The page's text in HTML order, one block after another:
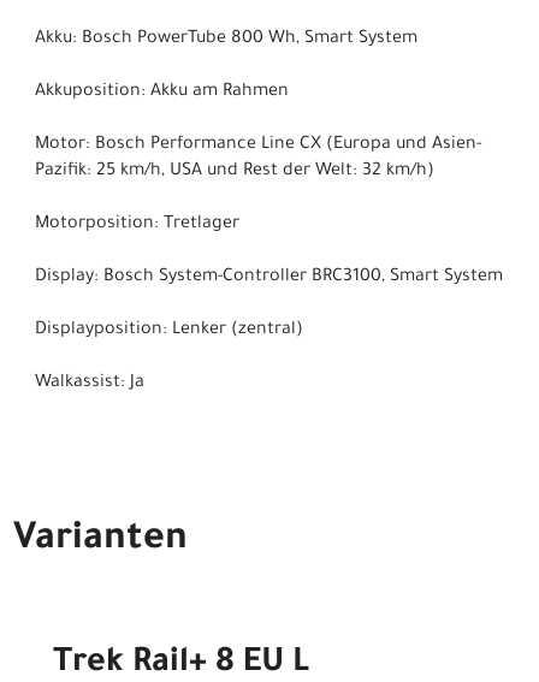
Akku: Bosch PowerTube 800 Wh, Smart System
Akkuposition: Akku am Rahmen
Motor: Bosch Performance Line CX (Europa und Asien-
Pazifik: 25 km/h, USA und Rest der Welt: 32 km/h)
Motorposition: Tretlager
Display: Bosch System-Controller BRC3100, Smart System
Displayposition: Lenker (zentral)
Walkassist: Ja
Varianten
Trek Rail+ 8 EU L